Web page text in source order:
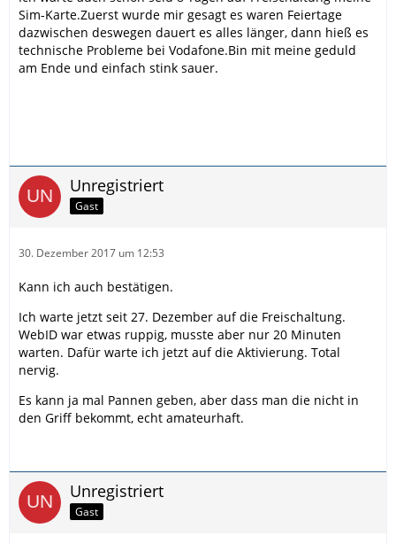
Sim-Karte.Zuerst wurde mir gesagt es waren Feiertage
dazwischen deswegen dauert es alles länger, dann hieß es
technische Probleme bei Vodafone.Bin mit meine geduld
am Ende und einfach stink sauer.
Unregistriert
Gast
30. Dezember 2017 um 12:53
Kann ich auch bestätigen.
Ich warte jetzt seit 27. Dezember auf die Freischaltung.
WebID war etwas ruppig, musste aber nur 20 Minuten
warten. Dafür warte ich jetzt auf die Aktivierung. Total
nervig.
Es kann ja mal Pannen geben, aber dass man die nicht in
den Griff bekommt, echt amateurhaft.
Unregistriert
Gast